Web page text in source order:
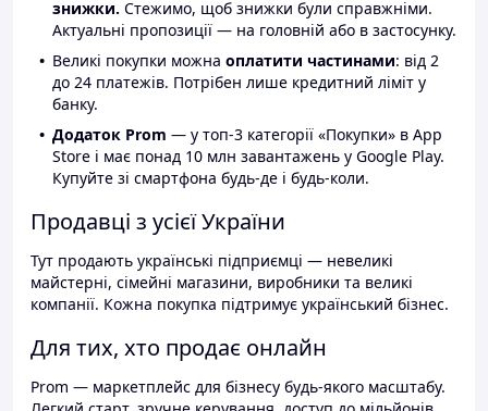
знижки. Стежимо, щоб знижки були справжніми.
Актуальні пропозиції — на головній або в застосунку.
Великі покупки можна оплатити частинами: від 2
до 24 платежів. Потрібен лише кредитний ліміт у
банку.
Додаток Prom — у топ-3 категорії «Покупки» в App
Store і має понад 10 млн завантажень у Google Play.
Купуйте зі смартфона будь-де і будь-коли.
Продавці з усієї України
Тут продають українські підприємці — невеликі
майстерні, сімейні магазини, виробники та великі
компанії. Кожна покупка підтримує український бізнес.
Для тих, хто продає онлайн
Prom — маркетплейс для бізнесу будь-якого масштабу.